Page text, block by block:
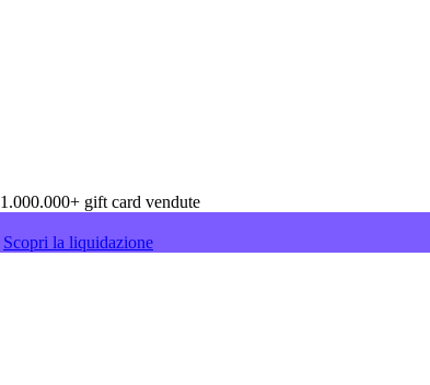
1.000.000+ gift card vendute
Scopri la liquidazione